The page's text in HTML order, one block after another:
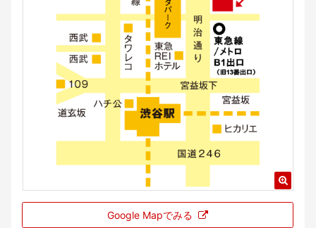
Google Mapでみる